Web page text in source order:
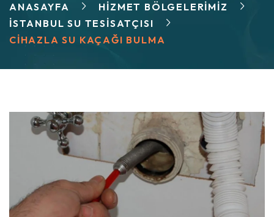
ANASAYFA
HIZMET BÖLGELERIMIZ
İSTANBUL SU TESISATÇISI
CIHAZLA SU KAÇAĞI BULMA